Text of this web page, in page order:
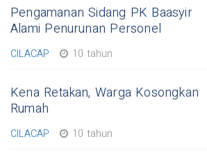
Pengamanan Sidang PK Baasyir
Alami Penurunan Personel
CILACAP 10 tahun
Kena Retakan, Warga Kosongkan
Rumah
CILACAP 10 tahun